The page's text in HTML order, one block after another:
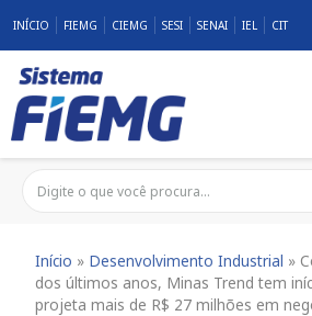
INÍCIO FIEMG CIEMG SESI SENAI IEL CIT
Início » Desenvolvimento Industrial »
dos últimos anos, Minas Trend tem
projeta mais de R$ 27 milhões em